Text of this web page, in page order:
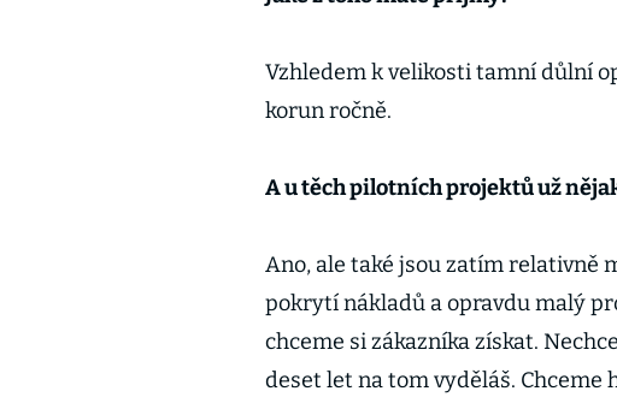
Vzhledem k velikosti tamní důlní
korun ročně.
A u těch pilotních projektů už
Ano, ale také jsou zatím relativně
pokrytí nákladů a opravdu malý
chceme si zákazníka získat.
deset let na tom vyděláš. Chceme